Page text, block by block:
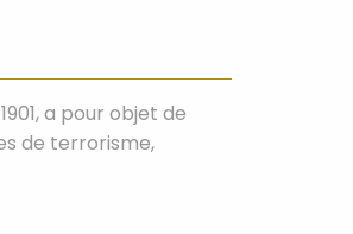
a pour objet de
de terrorisme,